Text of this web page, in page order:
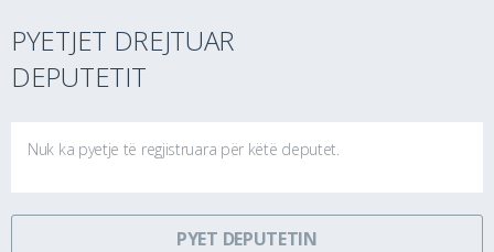
PYETJET DREJTUAR
DEPUTETIT
Nuk ka pyetje të regjistruara për këtë deputet.
PYET DEPUTETIN